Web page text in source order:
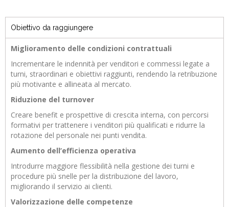
Obiettivo da raggiungere
Miglioramento delle condizioni contrattuali
Incrementare le indennità per venditori e commessi legate a
turni, straordinari e obiettivi raggiunti, rendendo la retribuzione
più motivante e allineata al mercato.
Riduzione del turnover
Creare benefit e prospettive di crescita interna, con percorsi
formativi per trattenere i venditori più qualificati e ridurre la
rotazione del personale nei punti vendita.
Aumento dell’efficienza operativa
Introdurre maggiore flessibilità nella gestione dei turni e
procedure più snelle per la distribuzione del lavoro,
migliorando il servizio ai clienti.
Valorizzazione delle competenze